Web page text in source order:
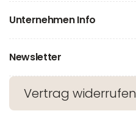
Unternehmen Info
Newsletter
Vertrag widerrufen